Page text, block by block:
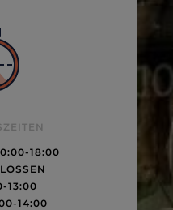
18:00
13:00
14:00